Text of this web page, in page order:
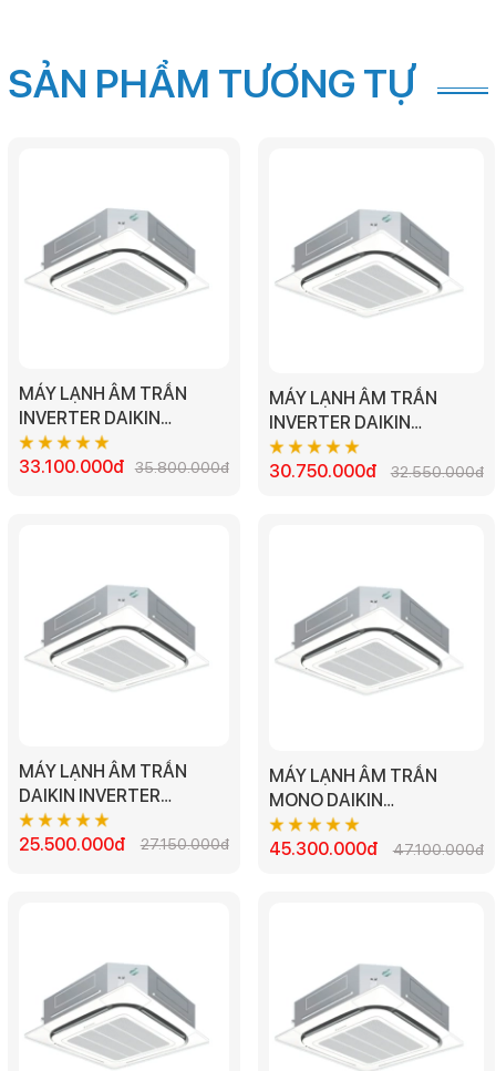
SẢN PHẨM TƯƠNG TỰ
MÁY LẠNH ÂM TRẦN
INVERTER DAIKIN
FFFC71AVM/RZFC71DVM
- 3.0HP
33.100.000đ 35.800.000đ
MÁY LẠNH ÂM TRẦN
INVERTER DAIKIN
FFFC60AVM/RZFC60DVM
- 2.5HP
30.750.000đ 32.550.000đ
MÁY LẠNH ÂM TRẦN
DAIKIN INVERTER
FFFC50AVM/RZFC50DVM
- 2.0HP
25.500.000đ 27.150.000đ
MÁY LẠNH ÂM TRẦN
MONO DAIKIN
FCNQ48MV1/RNQ48MY1
- 5.5HP
45.300.000đ 47.100.000đ